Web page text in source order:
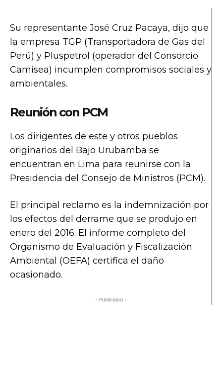
Su representante José Cruz Pacaya, dijo que
la empresa TGP (Transportadora de Gas del
Perú) y Pluspetrol (operador del Consorcio
Camisea) incumplen compromisos sociales y
ambientales.
Reunión con PCM
Los dirigentes de este y otros pueblos
originarios del Bajo Urubamba se
encuentran en Lima para reunirse con la
Presidencia del Consejo de Ministros (PCM).
El principal reclamo es la indemnización por
los efectos del derrame que se produjo en
enero del 2016. El informe completo del
Organismo de Evaluación y Fiscalización
Ambiental (OEFA) certifica el daño
ocasionado.
- Publicidad -